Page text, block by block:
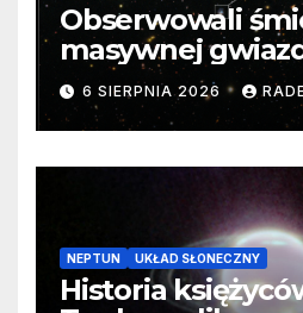
Obserwowali
masywnej
samego
cenne dane
6 SIERPNIA 2026
NEPTUN UKŁAD SŁONECZNY
Historia